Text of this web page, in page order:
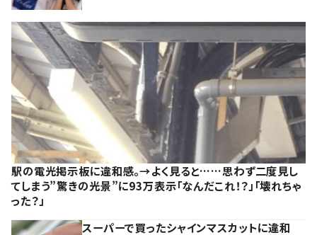
駅の電光掲示板に違和感。→よく見ると……思わず二度見し
てしまう”驚きの光景”に93万表示「なんだこれ！？」「壊れちゃ
った？」
スーパーで買ったシャインマスカットに違和